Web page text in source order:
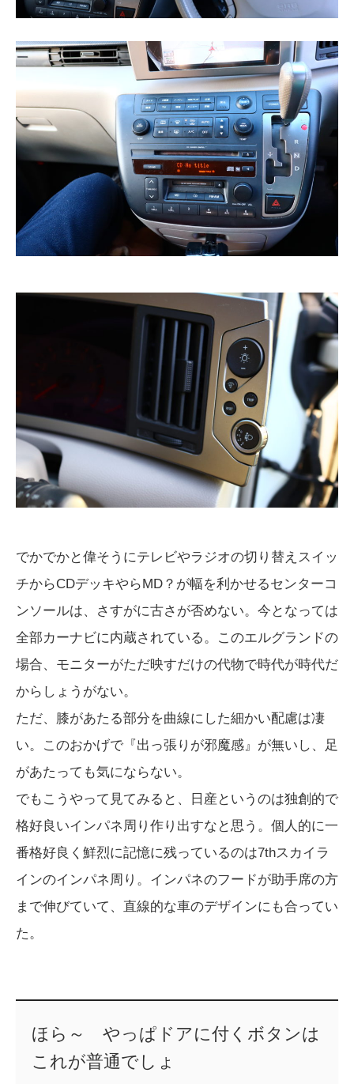
でかでかと偉そうにテレビやラジオの切り替えスイッ
チからCDデッキやらMD？が幅を利かせるセンターコ
ンソールは、さすがに古さが否めない。今となっては
全部カーナビに内蔵されている。このエルグランドの
場合、モニターがただ映すだけの代物で時代が時代だ
からしょうがない。
ただ、膝があたる部分を曲線にした細かい配慮は凄
い。このおかげで『出っ張りが邪魔感』が無いし、足
があたっても気にならない。
でもこうやって見てみると、日産というのは独創的で
格好良いインパネ周り作り出すなと思う。個人的に一
番格好良く鮮烈に記憶に残っているのは7thスカイラ
インのインパネ周り。インパネのフードが助手席の方
まで伸びていて、直線的な車のデザインにも合ってい
た。
ほら～ やっぱドアに付くボタンは
これが普通でしょ